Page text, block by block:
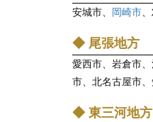
安城市、 岡崎市
◆ 尾張地方
愛西市、岩倉市
市、北名古屋市
◆ 東三河地方